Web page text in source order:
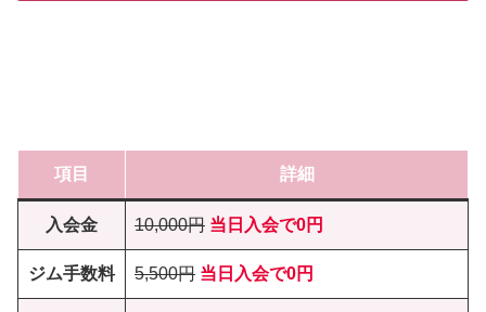
項目 詳細
入会金 10,000円 当日入会で0円
ジム手数料 5,500円 当日入会で0円